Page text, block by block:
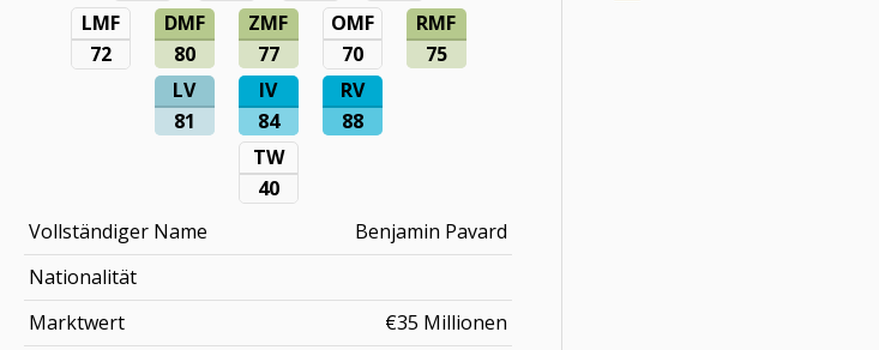
LMF
72
DMF
80
ZMF
77
OMF
70
RMF
75
LV
81
IV
84
RV
88
TW
40
Vollständiger Name
Benjamin Pavard
Nationalität
Marktwert
€35 Millionen